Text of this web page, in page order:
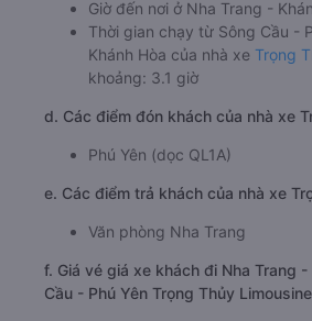
Giờ đến nơi ở Nha Trang -
Thời gian chạy từ Sông Cầu -
Khánh Hòa của nhà xe Trọng
khoảng: 3.1 giờ
d. Các điểm đón khách của nhà xe
Phú Yên (dọc QL1A)
e. Các điểm trả khách của nhà xe
Văn phòng Nha Trang
f. Giá vé giá xe khách đi Nha Trang
Cầu - Phú Yên Trọng Thủy Limousine